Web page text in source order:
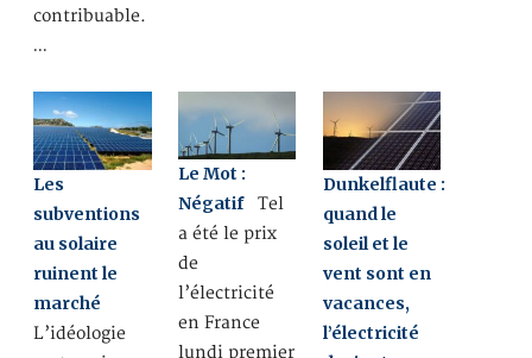
contribuable.
…
Les
subventions
au solaire
ruinent le
marché
L’idéologie
Le Mot :
NégatifTel
a été le prix
de
l’électricité
en France
lundi premier
Dunkelflaute :
quand le
soleil et le
vent sont en
vacances,
l’électricité